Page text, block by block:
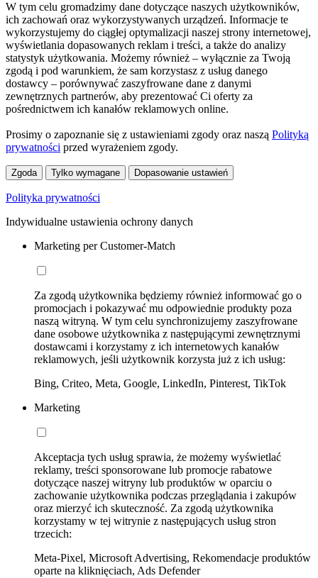
W tym celu gromadzimy dane dotyczące naszych użytkowników,
ich zachowań oraz wykorzystywanych urządzeń. Informacje te
wykorzystujemy do ciągłej optymalizacji naszej strony internetowej,
wyświetlania dopasowanych reklam i treści, a także do analizy
statystyk użytkowania. Możemy również – wyłącznie za Twoją
zgodą i pod warunkiem, że sam korzystasz z usług danego
dostawcy – porównywać zaszyfrowane dane z danymi
zewnętrznych partnerów, aby prezentować Ci oferty za
pośrednictwem ich kanałów reklamowych online.
Prosimy o zapoznanie się z ustawieniami zgody oraz naszą Polityką
prywatności przed wyrażeniem zgody.
Zgoda Tylko wymagane Dopasowanie ustawień
Polityka prywatności
Indywidualne ustawienia ochrony danych
Marketing per Customer-Match
Za zgodą użytkownika będziemy również informować go o
promocjach i pokazywać mu odpowiednie produkty poza
naszą witryną. W tym celu synchronizujemy zaszyfrowane
dane osobowe użytkownika z następującymi zewnętrznymi
dostawcami i korzystamy z ich internetowych kanałów
reklamowych, jeśli użytkownik korzysta już z ich usług:
Bing, Criteo, Meta, Google, LinkedIn, Pinterest, TikTok
Marketing
Akceptacja tych usług sprawia, że możemy wyświetlać
reklamy, treści sponsorowane lub promocje rabatowe
dotyczące naszej witryny lub produktów w oparciu o
zachowanie użytkownika podczas przeglądania i zakupów
oraz mierzyć ich skuteczność. Za zgodą użytkownika
korzystamy w tej witrynie z następujących usług stron
trzecich:
Meta-Pixel, Microsoft Advertising, Rekomendacje produktów
oparte na kliknięciach, Ads Defender